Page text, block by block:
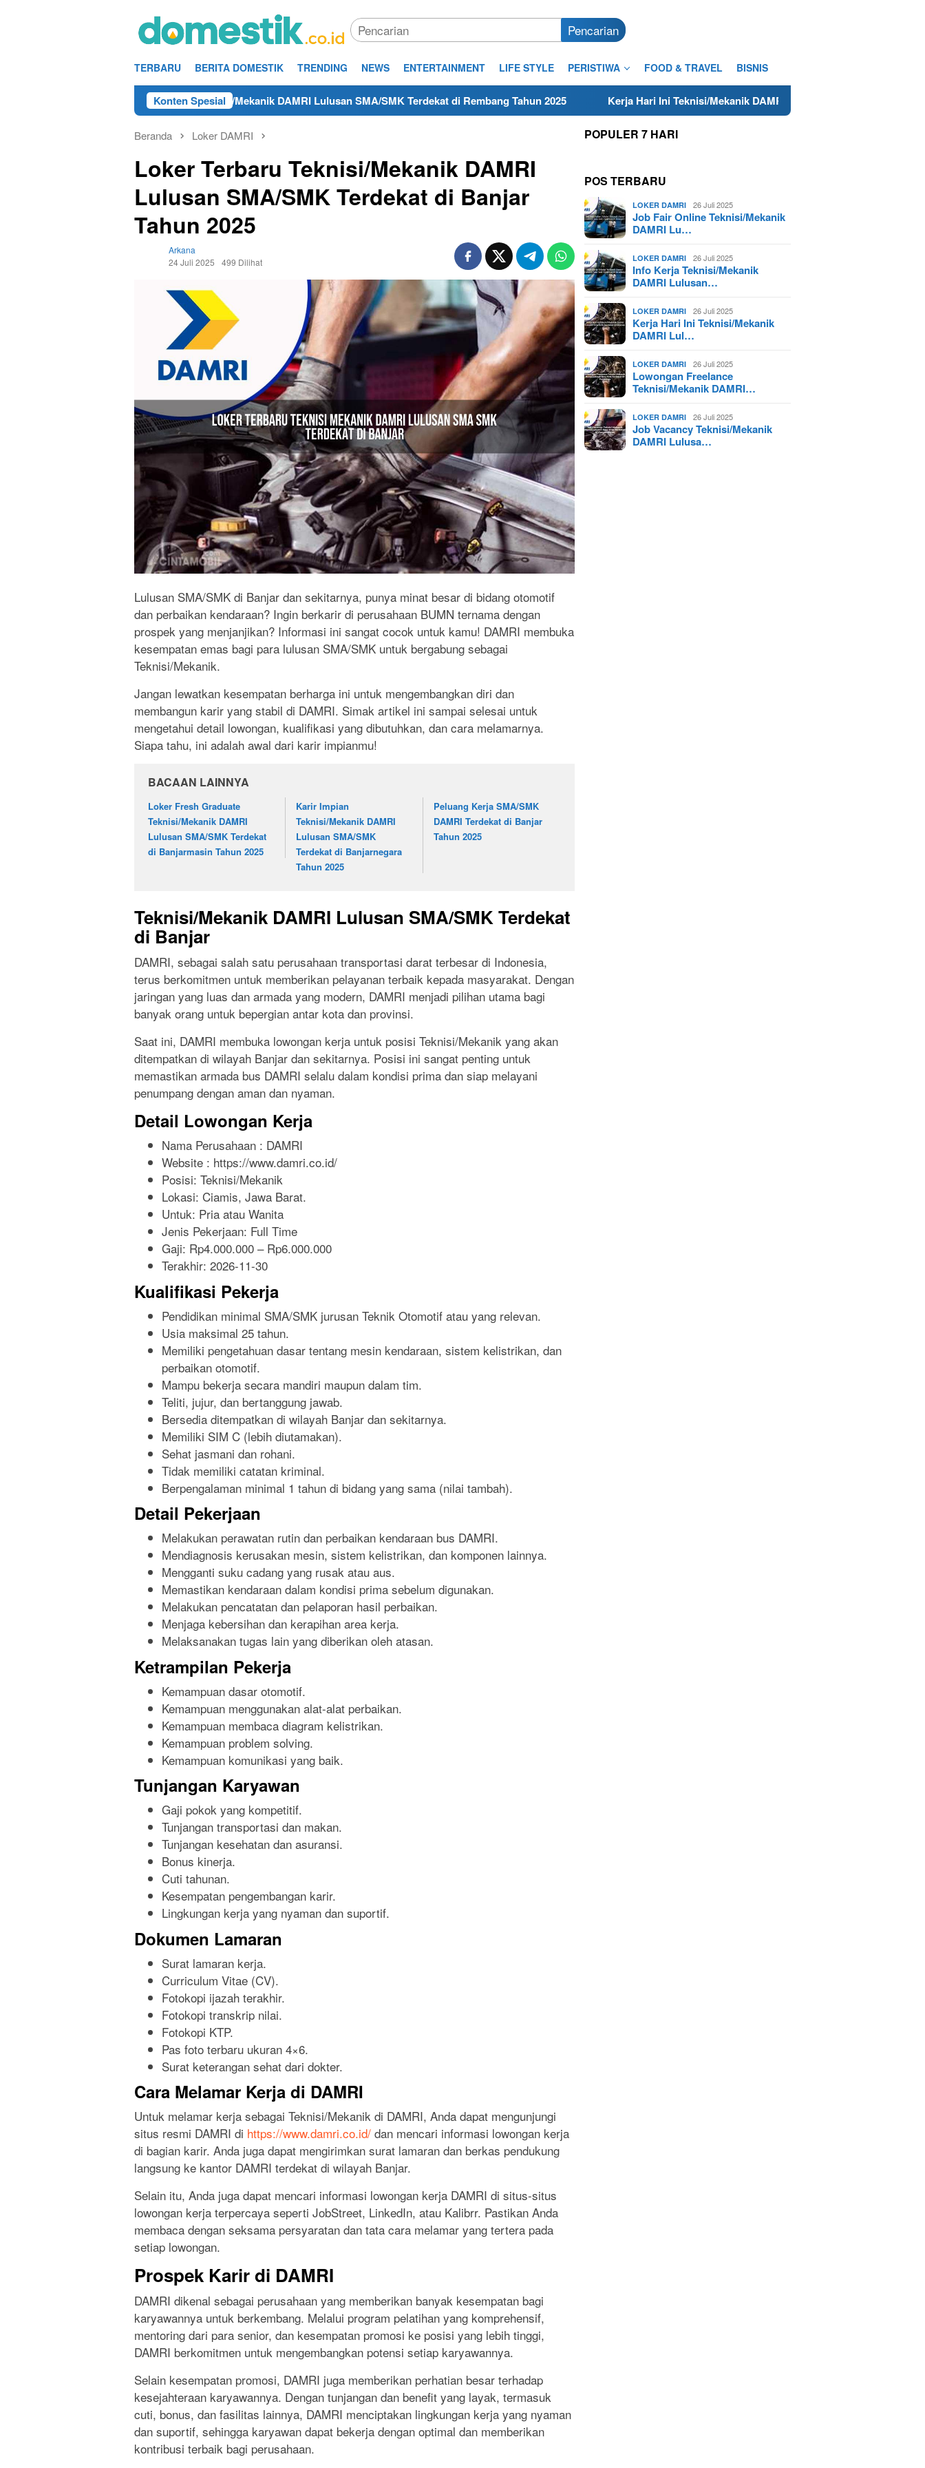
Pencarian
TERBARU BERITA DOMESTIK TRENDING NEWS ENTERTAINMENT LIFE STYLE PERISTIWA FOOD & TRAVEL BISNIS
Konten Spesial
Info Kerja Teknisi/Mekanik DAMRI Lulusan SMA/SMK Terdekat di Rembang Tahun 2025 Kerja Hari Ini Teknisi/Mekanik DAMRI Lulusan SMA/SMK Terdekat di Cilacap Tahun
Beranda Loker DAMRI
Loker Terbaru Teknisi/Mekanik DAMRI
Lulusan SMA/SMK Terdekat di Banjar
Tahun 2025
Arkana
24 Juli 2025
499 Dilihat
Lulusan SMA/SMK di Banjar dan sekitarnya, punya minat besar di bidang otomotif
dan perbaikan kendaraan? Ingin berkarir di perusahaan BUMN ternama dengan
prospek yang menjanjikan? Informasi ini sangat cocok untuk kamu! DAMRI membuka
kesempatan emas bagi para lulusan SMA/SMK untuk bergabung sebagai
Teknisi/Mekanik.
Jangan lewatkan kesempatan berharga ini untuk mengembangkan diri dan
membangun karir yang stabil di DAMRI. Simak artikel ini sampai selesai untuk
mengetahui detail lowongan, kualifikasi yang dibutuhkan, dan cara melamarnya.
Siapa tahu, ini adalah awal dari karir impianmu!
BACAAN LAINNYA
Loker Fresh Graduate
Teknisi/Mekanik DAMRI
Lulusan SMA/SMK Terdekat
di Banjarmasin Tahun 2025
Karir Impian
Teknisi/Mekanik DAMRI
Lulusan SMA/SMK
Terdekat di Banjarnegara
Tahun 2025
Peluang Kerja SMA/SMK
DAMRI Terdekat di Banjar
Tahun 2025
Teknisi/Mekanik DAMRI Lulusan SMA/SMK Terdekat
di Banjar
DAMRI, sebagai salah satu perusahaan transportasi darat terbesar di Indonesia,
terus berkomitmen untuk memberikan pelayanan terbaik kepada masyarakat. Dengan
jaringan yang luas dan armada yang modern, DAMRI menjadi pilihan utama bagi
banyak orang untuk bepergian antar kota dan provinsi.
Saat ini, DAMRI membuka lowongan kerja untuk posisi Teknisi/Mekanik yang akan
ditempatkan di wilayah Banjar dan sekitarnya. Posisi ini sangat penting untuk
memastikan armada bus DAMRI selalu dalam kondisi prima dan siap melayani
penumpang dengan aman dan nyaman.
Detail Lowongan Kerja
Nama Perusahaan : DAMRI
Website : https://www.damri.co.id/
Posisi: Teknisi/Mekanik
Lokasi: Ciamis, Jawa Barat.
Untuk: Pria atau Wanita
Jenis Pekerjaan: Full Time
Gaji: Rp4.000.000 – Rp6.000.000
Terakhir: 2026-11-30
Kualifikasi Pekerja
Pendidikan minimal SMA/SMK jurusan Teknik Otomotif atau yang relevan.
Usia maksimal 25 tahun.
Memiliki pengetahuan dasar tentang mesin kendaraan, sistem kelistrikan, dan
perbaikan otomotif.
Mampu bekerja secara mandiri maupun dalam tim.
Teliti, jujur, dan bertanggung jawab.
Bersedia ditempatkan di wilayah Banjar dan sekitarnya.
Memiliki SIM C (lebih diutamakan).
Sehat jasmani dan rohani.
Tidak memiliki catatan kriminal.
Berpengalaman minimal 1 tahun di bidang yang sama (nilai tambah).
Detail Pekerjaan
Melakukan perawatan rutin dan perbaikan kendaraan bus DAMRI.
Mendiagnosis kerusakan mesin, sistem kelistrikan, dan komponen lainnya.
Mengganti suku cadang yang rusak atau aus.
Memastikan kendaraan dalam kondisi prima sebelum digunakan.
Melakukan pencatatan dan pelaporan hasil perbaikan.
Menjaga kebersihan dan kerapihan area kerja.
Melaksanakan tugas lain yang diberikan oleh atasan.
Ketrampilan Pekerja
Kemampuan dasar otomotif.
Kemampuan menggunakan alat-alat perbaikan.
Kemampuan membaca diagram kelistrikan.
Kemampuan problem solving.
Kemampuan komunikasi yang baik.
Tunjangan Karyawan
Gaji pokok yang kompetitif.
Tunjangan transportasi dan makan.
Tunjangan kesehatan dan asuransi.
Bonus kinerja.
Cuti tahunan.
Kesempatan pengembangan karir.
Lingkungan kerja yang nyaman dan suportif.
Dokumen Lamaran
Surat lamaran kerja.
Curriculum Vitae (CV).
Fotokopi ijazah terakhir.
Fotokopi transkrip nilai.
Fotokopi KTP.
Pas foto terbaru ukuran 4×6.
Surat keterangan sehat dari dokter.
Cara Melamar Kerja di DAMRI
Untuk melamar kerja sebagai Teknisi/Mekanik di DAMRI, Anda dapat mengunjungi
situs resmi DAMRI di https://www.damri.co.id/ dan mencari informasi lowongan kerja
di bagian karir. Anda juga dapat mengirimkan surat lamaran dan berkas pendukung
langsung ke kantor DAMRI terdekat di wilayah Banjar.
Selain itu, Anda juga dapat mencari informasi lowongan kerja DAMRI di situs-situs
lowongan kerja terpercaya seperti JobStreet, LinkedIn, atau Kalibrr. Pastikan Anda
membaca dengan seksama persyaratan dan tata cara melamar yang tertera pada
setiap lowongan.
Prospek Karir di DAMRI
DAMRI dikenal sebagai perusahaan yang memberikan banyak kesempatan bagi
karyawannya untuk berkembang. Melalui program pelatihan yang komprehensif,
mentoring dari para senior, dan kesempatan promosi ke posisi yang lebih tinggi,
DAMRI berkomitmen untuk mengembangkan potensi setiap karyawannya.
Selain kesempatan promosi, DAMRI juga memberikan perhatian besar terhadap
kesejahteraan karyawannya. Dengan tunjangan dan benefit yang layak, termasuk
cuti, bonus, dan fasilitas lainnya, DAMRI menciptakan lingkungan kerja yang nyaman
dan suportif, sehingga karyawan dapat bekerja dengan optimal dan memberikan
kontribusi terbaik bagi perusahaan.
POPULER 7 HARI
POS TERBARU
LOKER DAMRI 26 Juli 2025
Job Fair Online Teknisi/Mekanik
DAMRI Lu…
LOKER DAMRI 26 Juli 2025
Info Kerja Teknisi/Mekanik
DAMRI Lulusan…
LOKER DAMRI 26 Juli 2025
Kerja Hari Ini Teknisi/Mekanik
DAMRI Lul…
LOKER DAMRI 26 Juli 2025
Lowongan Freelance
Teknisi/Mekanik DAMRI…
LOKER DAMRI 26 Juli 2025
Job Vacancy Teknisi/Mekanik
DAMRI Lulusa…